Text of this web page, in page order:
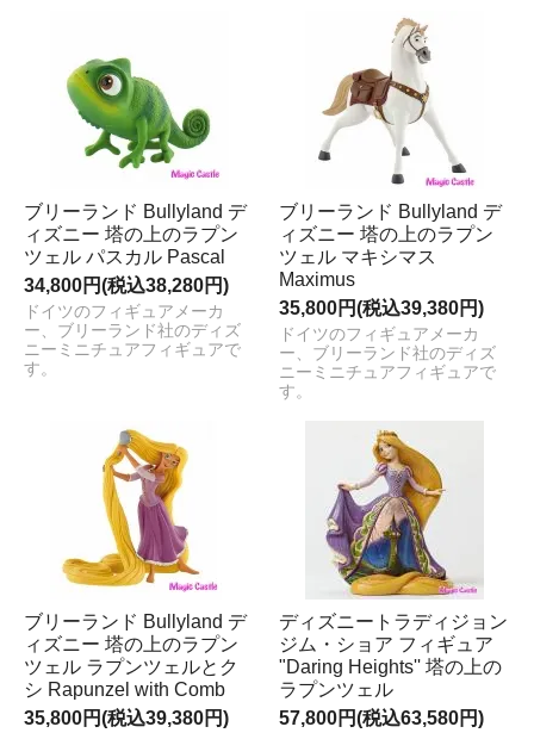
ブリーランド Bullyland デ
ィズニー 塔の上のラプン
ツェル パスカル Pascal
34,800円(税込38,280円)
ドイツのフィギュアメーカ
ー、ブリーランド社のディズ
ニーミニチュアフィギュアで
す。
ブリーランド Bullyland デ
ィズニー 塔の上のラプン
ツェル マキシマス
Maximus
35,800円(税込39,380円)
ドイツのフィギュアメーカ
ー、ブリーランド社のディズ
ニーミニチュアフィギュアで
す。
ブリーランド Bullyland デ
ィズニー 塔の上のラプン
ツェル ラプンツェルとク
シ Rapunzel with Comb
35,800円(税込39,380円)
ディズニートラディジョン
ジム・ショア フィギュア
"Daring Heights'' 塔の上の
ラプンツェル
57,800円(税込63,580円)